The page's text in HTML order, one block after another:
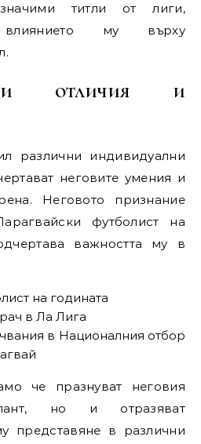
титли от лиги,
влиянието му върху
отличия и
различни индивидуални
неговите умения и
Неговото признание
футболист на
важността му в
на годината
в Ла Лига
в Националния отбор
че празнуват неговия
но и отразяват
представяне в различни